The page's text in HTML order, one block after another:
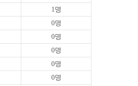
1명
0명
0명
0명
0명
0명